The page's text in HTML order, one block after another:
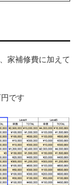
家補修費に加えて
です